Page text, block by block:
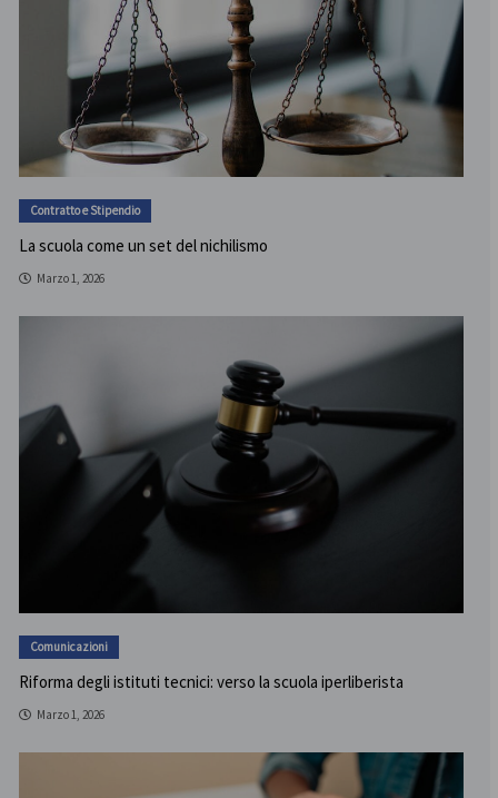
Contratto e Stipendio
La scuola come un set del nichilismo
Marzo 1, 2026
Comunicazioni
Riforma degli istituti tecnici: verso la scuola iperliberista
Marzo 1, 2026